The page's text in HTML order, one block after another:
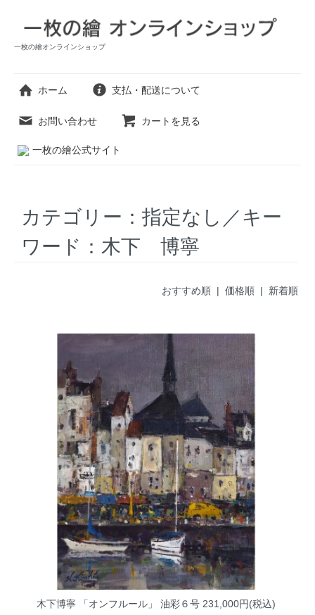
一枚の繪オンラインショップ
ホーム 支払・配送について
お問い合わせ カートを見る
一枚の繪公式サイト
カテゴリー：指定なし／キー
ワード：木下 博寧
おすすめ順 | 価格順| 新着順
木下博寧 「オンフルール」 油彩６号231,000円(税込)